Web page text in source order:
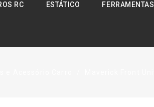
RC ESTÁTICO FERRAMENTAS